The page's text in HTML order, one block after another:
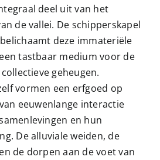
deel uit van het
de vallei. De schipperskapel
deze immateriële
tastbaar medium voor de
geheugen.
vormen een erfgoed op
eeuwenlange interactie
en hun
De alluviale weiden, de
de dorpen aan de voet van